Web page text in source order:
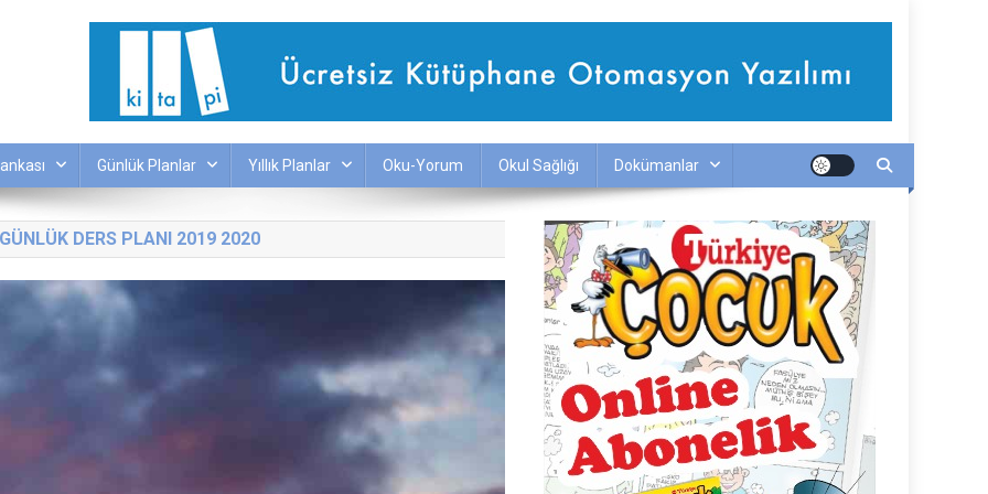
Günlük Planlar Yıllık Planlar Oku-Yorum Okul Sağlığı Dokümanlar
DERS PLANI 2019 2020